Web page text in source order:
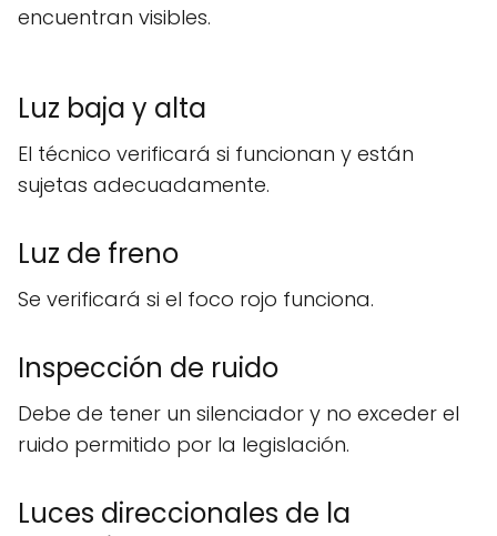
encuentran visibles.
Luz baja y alta
El técnico verificará si funcionan y están
sujetas adecuadamente.
Luz de freno
Se verificará si el foco rojo funciona.
Inspección de ruido
Debe de tener un silenciador y no exceder el
ruido permitido por la legislación.
Luces direccionales de la